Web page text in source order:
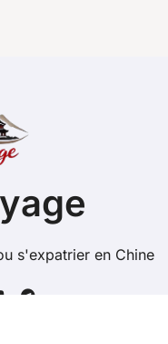
s'expatrier en Chine